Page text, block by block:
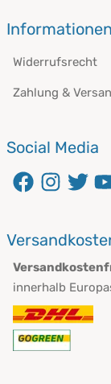
Informationen
Widerrufsrecht
Zahlung &
Social Media
öffnet
innerhalb